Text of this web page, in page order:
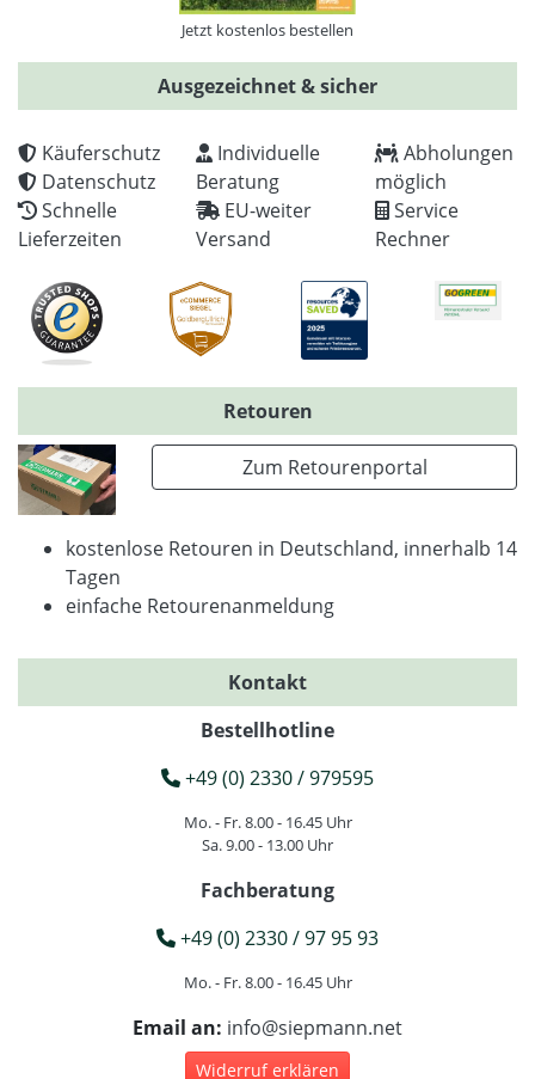
Jetzt kostenlos bestellen
Ausgezeichnet & sicher
Käuferschutz
Datenschutz
Schnelle
Lieferzeiten
Individuelle
Beratung
EU-weiter
Versand
Abholungen
möglich
Service
Rechner
Retouren
Zum Retourenportal
kostenlose Retouren in Deutschland, innerhalb 14
Tagen
einfache Retourenanmeldung
Kontakt
Bestellhotline
+49 (0) 2330 / 979595
Mo. - Fr. 8.00 - 16.45 Uhr
Sa. 9.00 - 13.00 Uhr
Fachberatung
+49 (0) 2330 / 97 95 93
Mo. - Fr. 8.00 - 16.45 Uhr
Email an: info@siepmann.net
Widerruf erklären